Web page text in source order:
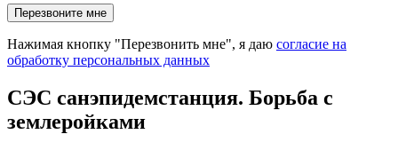
Нажимая кнопку "Перезвонить мне", я даю согласие на
обработку персональных данных
СЭС санэпидемстанция. Борьба с
землеройками